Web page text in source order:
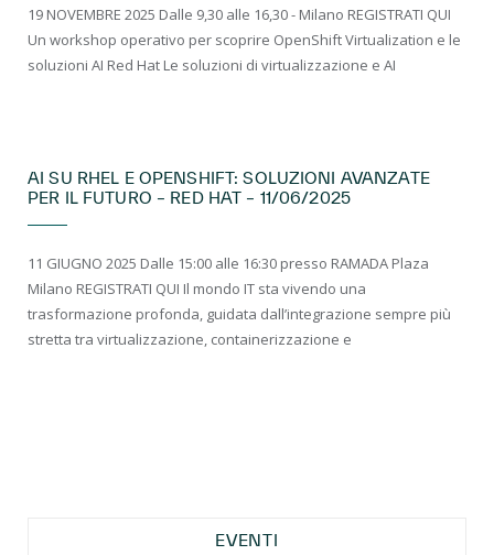
19 NOVEMBRE 2025 Dalle 9,30 alle 16,30 - Milano REGISTRATI QUI
Un workshop operativo per scoprire OpenShift Virtualization e le
soluzioni AI Red Hat Le soluzioni di virtualizzazione e AI
AI SU RHEL E OPENSHIFT: SOLUZIONI AVANZATE
PER IL FUTURO – RED HAT – 11/06/2025
11 GIUGNO 2025 Dalle 15:00 alle 16:30 presso RAMADA Plaza
Milano REGISTRATI QUI Il mondo IT sta vivendo una
trasformazione profonda, guidata dall’integrazione sempre più
stretta tra virtualizzazione, containerizzazione e
EVENTI